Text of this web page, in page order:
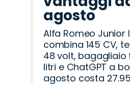
agosto
Alfa Romeo Junior
combina 145 CV,
48 volt, bagagliaio
litri e ChatGPT a
agosto costa